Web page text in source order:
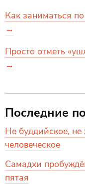
Как заниматься
→
Просто отметь
→
Последние
Не буддийское,
человеческое
Самадхи
пятая